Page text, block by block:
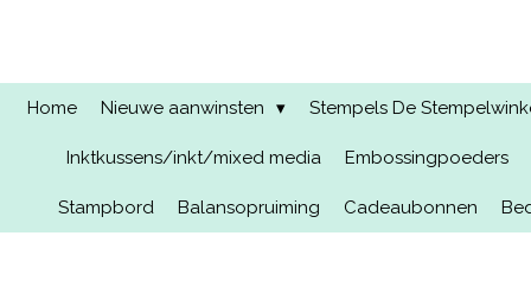
deHome Nieuwe aanwinsten Stempels De
Inktkussens/inkt/mixed media Embossingpoeders
Stampbord Balansopruiming Cadeaubonnen